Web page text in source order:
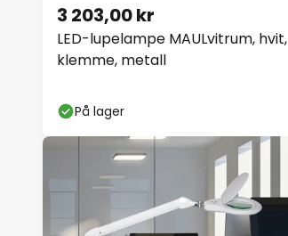
LED-lupelampe MAULvitrum, hvit,
klemme, metall
3 203,00 kr
På lager